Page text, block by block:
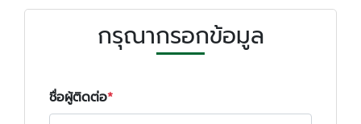
กรุณากรอกข้อมูล
ชื่อผู้ติดต่อ